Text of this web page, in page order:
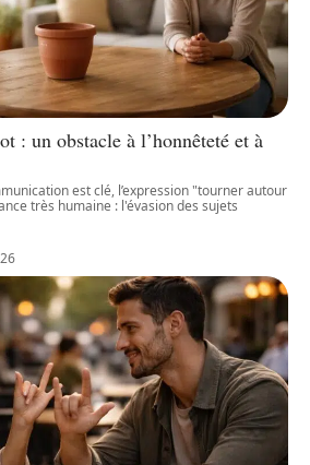
: un obstacle à l’honnêteté et à
est clé, l’expression "tourner autour
très humaine : l'évasion des sujets